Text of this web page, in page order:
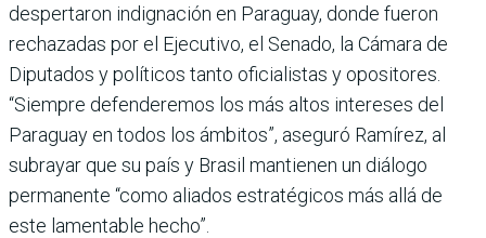
despertaron indignación en Paraguay, donde fueron
rechazadas por el Ejecutivo, el Senado, la Cámara de
Diputados y políticos tanto oficialistas y opositores.
“Siempre defenderemos los más altos intereses del
Paraguay en todos los ámbitos”, aseguró Ramírez, al
subrayar que su país y Brasil mantienen un diálogo
permanente “como aliados estratégicos más allá de
este lamentable hecho”.